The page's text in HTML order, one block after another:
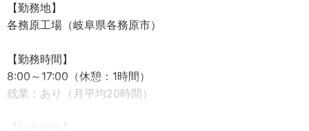
→インテル社が最も傑出したサプライヤーを表彰するも
ので、品質、コスト、供給体制、技術力、カスタマー・サ
ィー（持続可能性）において、極めて高い水準を達成した
サプライヤーに授与される
●PQS（プリファード・クオリティー・サプライヤー）
【勤務地】
各務原工場（岐阜県各務原市）
【勤務時間】
8:00～17:00（休憩：1時間）
残業：あり（月平均20時間）